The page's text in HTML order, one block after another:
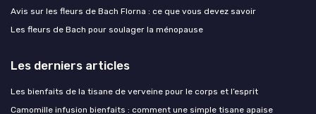
Avis sur les fleurs de Bach Florna : ce que vous devez savoir
Les fleurs de Bach pour soulager la ménopause
Les derniers articles
Les bienfaits de la tisane de verveine pour le corps et l’esprit
Camomille infusion bienfaits : comment une simple tisane apaise